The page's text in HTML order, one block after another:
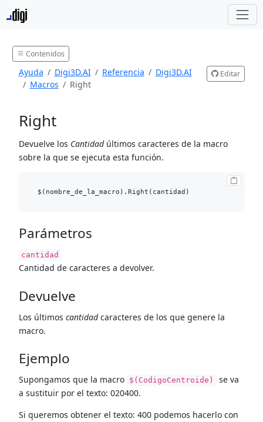
Contenidos
Ayuda Digi3D.AI Referencia
Digi3D.AI
Macros
Right
Editar
Right
Devuelve los Cantidadúltimos caracteres de la macro
sobre la que se ejecuta esta función.
Parámetros
cantidad
Cantidad de caracteres a devolver.
Devuelve
Los últimos cantidadcaracteres de los que genere la
macro.
Ejemplo
Supongamos que la macro $(CodigoCentroide)
se va
a sustituir por el texto: 020400.
Si queremos obtener el texto: 400 podemos hacerlo con